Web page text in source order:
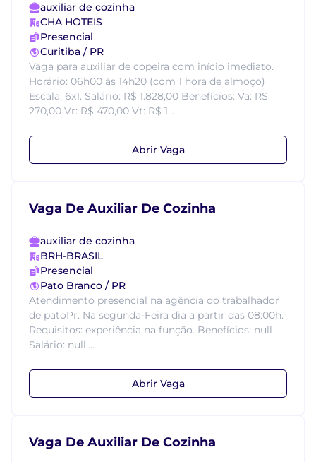
auxiliar de cozinha
CHA HOTEIS
Presencial
Curitiba / PR
Vaga para auxiliar de copeira com início imediato.
Horário: 06h00 às 14h20 (com 1 hora de almoço)
Escala: 6x1. Salário: R$ 1.828,00 Benefícios: Va: R$
270,00 Vr: R$ 470,00 Vt: R$ 1...
Abrir Vaga
Vaga De Auxiliar De Cozinha
auxiliar de cozinha
BRH-BRASIL
Presencial
Pato Branco / PR
Atendimento presencial na agência do trabalhador
de patoPr. Na segunda-Feira dia a partir das 08:00h.
Requisitos: experiência na função. Benefícios: null
Salário: null....
Abrir Vaga
Vaga De Auxiliar De Cozinha